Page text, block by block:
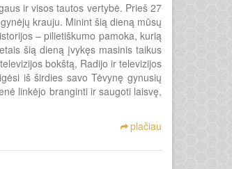
ir visos tautos vertybė. Prieš 27
krauju. Minint šią dieną mūsų
– pilietiškumo pamoka, kurią
šią dieną įvykęs masinis taikus
bokštą, Radijo ir televizijos
iš širdies savo Tėvynę gynusių
linkėjo branginti ir saugoti laisvę,
plačiau